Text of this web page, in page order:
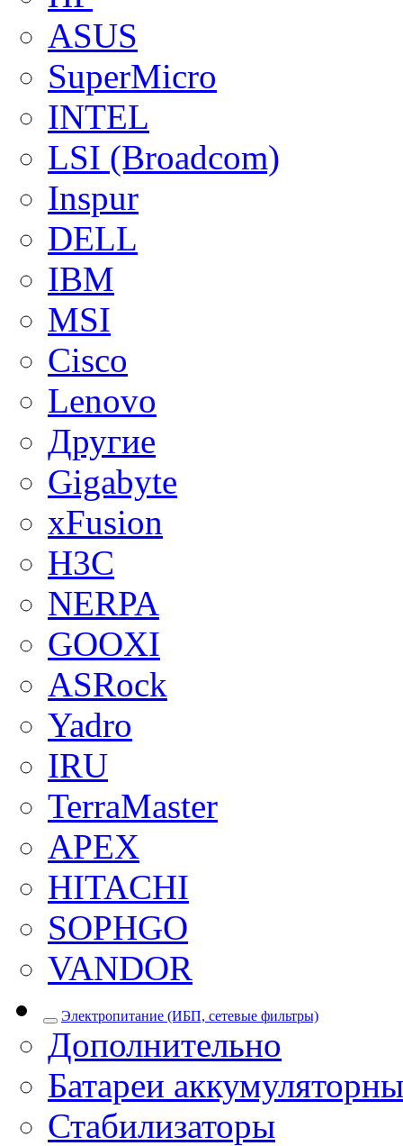
ASUS
SuperMicro
INTEL
LSI (Broadcom)
Inspur
DELL
IBM
MSI
Cisco
Lenovo
Другие
Gigabyte
xFusion
H3C
NERPA
GOOXI
ASRock
Yadro
IRU
TerraMaster
APEX
HITACHI
SOPHGO
VANDOR
Электропитание (ИБП, сетевые фильтры)
Дополнительно
Батареи
Стабилизаторы